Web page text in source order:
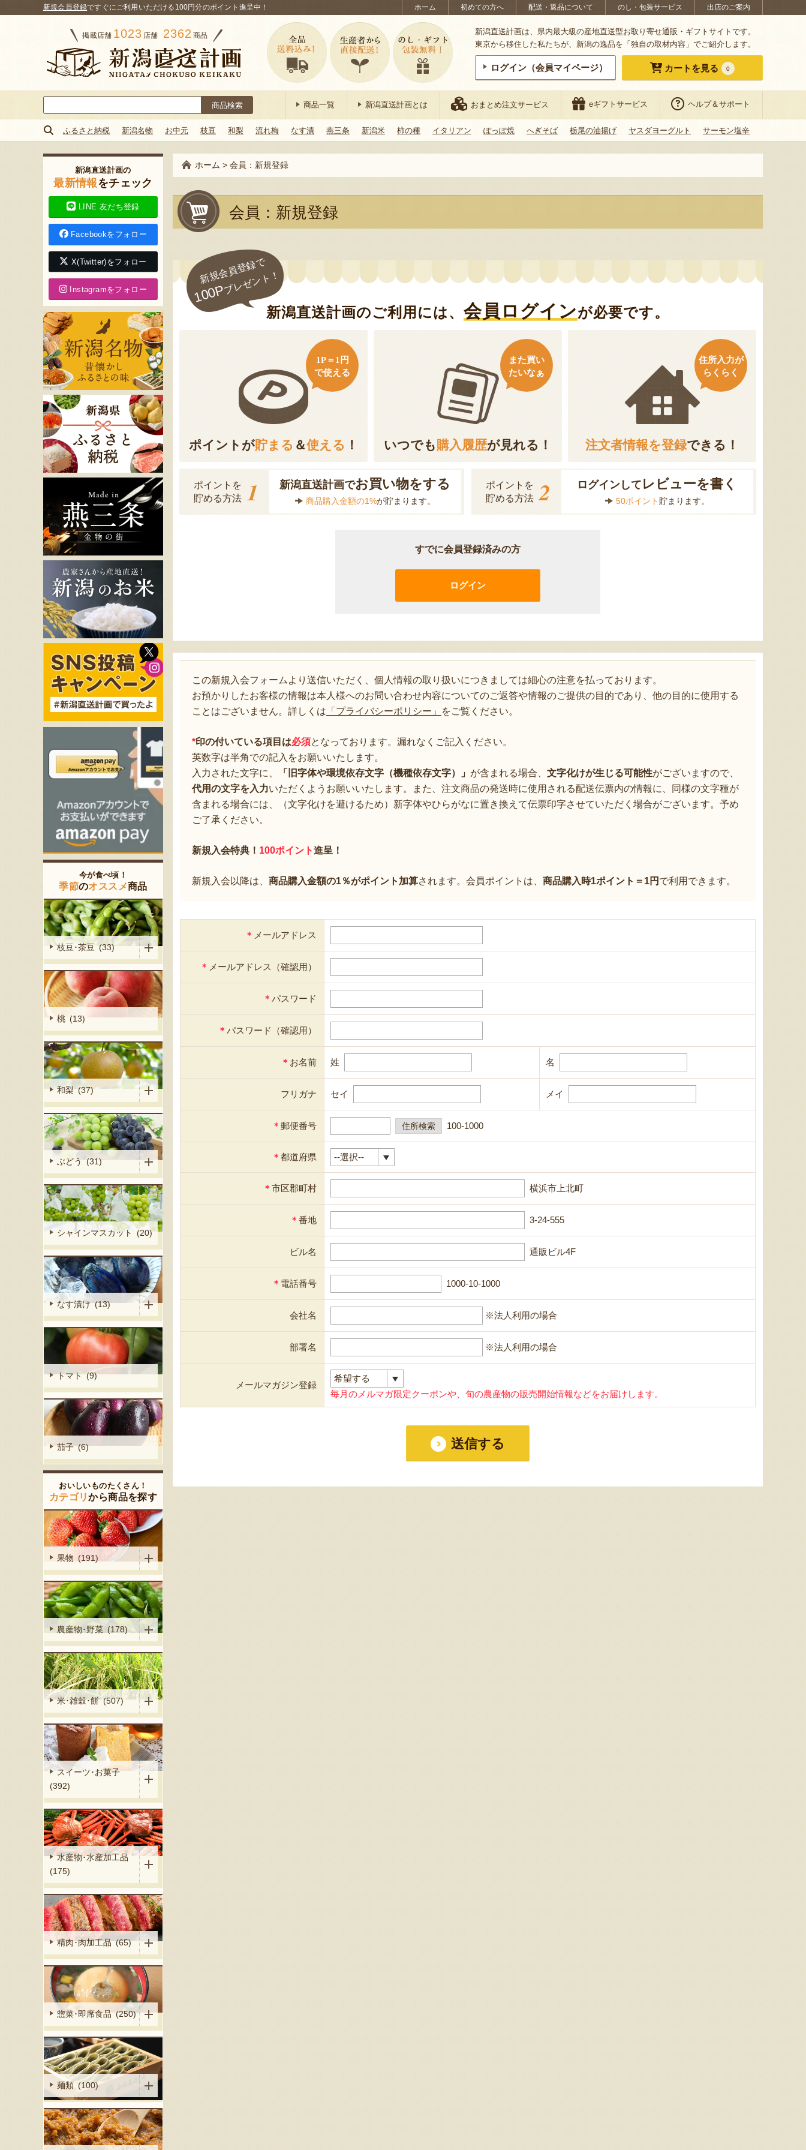
ホーム 初めての方へ 配送・返品について のし・包装サービス 出店のご案内
新規会員登録ですぐにご利用いただける100円分のポイント進呈中！
掲載店舗 1023 店舗 2362 商品
新潟直送計画は、県内最大級の産地直送型お取り寄せ通販・ギフトサイトです。
東京から移住した私たちが、新潟の逸品を「独自の取材内容」でご紹介します。
ログイン（会員マイページ） カートを見る 0
索:
商品一覧 新潟直送計画とは おまとめ注文サービス eギフトサービス ヘルプ＆サポート
ふるさと納税 新潟名物 お中元 枝豆 和梨 流れ梅 なす漬 燕三条 新潟米 柿の種 イタリアン ぽっぽ焼 へぎそば 栃尾の油揚げ ヤスダヨーグルト サーモン塩辛
ホーム > 会員：新規登録
会員：新規登録
新規会員登録で
100Pプレゼント！
新潟直送計画のご利用には、 会員ログインが必要です。
ポイントが貯まる ＆使える ！
1P＝1円
で使える
いつでも購入履歴が見れる！
また買い
たいなぁ
注文者情報を登録できる！
住所入力が
らくらく
ポイントを
貯める方法 1 新潟直送計画でお買い物をする
商品購入金額の1%が貯まります。
ポイントを
貯める方法 2 ログインして レビューを書く
50ポイント 貯まります。
すでに会員登録済みの方
ログイン
この新規入会フォームより送信いただく、個人情報の取り扱いにつきましては細心の注意を払っております。
お預かりしたお客様の情報は本人様へのお問い合わせ内容についてのご返答や情報のご提供の目的であり、他の目的に使用する
ことはございません。詳しくは 「プライバシーポリシー」 をご覧ください。
*印の付いている項目は必須となっております。漏れなくご記入ください。
英数字は半角での記入をお願いいたします。
入力された文字に、
「旧字体や環境依存文字（機種依存文字）」 が含まれる場合、 文字化けが生じる可能性がございますので、
代用の文字を入力いただくようお願いいたします。また、注文商品の発送時に使用される配送伝票内の情報に、同様の文字種が
含まれる場合には、（文字化けを避けるため）新字体やひらがなに置き換えて伝票印字させていただく場合がございます。予め
ご了承ください。
新規入会特典！ 100ポイント進呈！
新規入会以降は、 商品購入金額の1％がポイント加算されます。会員ポイントは、 商品購入時1ポイント＝1円 で利用できます。
＊ メールアドレス
＊ メールアドレス（確認用）
＊ パスワード
＊ パスワード（確認用）
＊ お名前 姓 名
フリガナ セイ メイ
＊ 郵便番号 100-1000
＊ 都道府県
＊ 市区郡町村 横浜市上北町
＊ 番地 3-24-555
ビル名 通販ビル4F
＊ 電話番号 1000-10-1000
会社名 ※法人利用の場合
部署名 ※法人利用の場合
メールマガジン登録
毎月のメルマガ限定クーポンや、旬の農産物の販売開始情報などをお届けします。
新潟直送計画の
最新情報をチェック
LINE 友だち登録
Facebookをフォロー
X(Twitter)をフォロー
Instagramをフォロー
今が食べ頃！
季節のオススメ商品
枝豆･茶豆 (33)
桃 (13)
和梨 (37)
ぶどう (31)
シャインマスカット (20)
なす漬け (13)
トマト (9)
茄子 (6)
おいしいものたくさん！
カテゴリから商品を探す
果物 (191)
農産物･野菜 (178)
米･雑穀･餅 (507)
スイーツ･お菓子
(392)
水産物･水産加工品
(175)
精肉･肉加工品 (65)
惣菜･即席食品 (250)
麺類 (100)